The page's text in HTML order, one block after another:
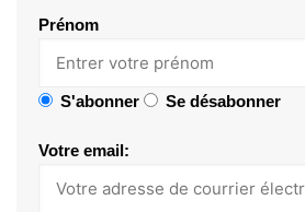
Prénom
S'abonner Se désabonner
Votre email: